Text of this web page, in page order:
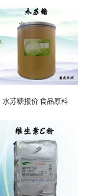
水苏糖报价|食品原料